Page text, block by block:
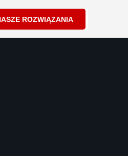
ROZWIĄZANIA